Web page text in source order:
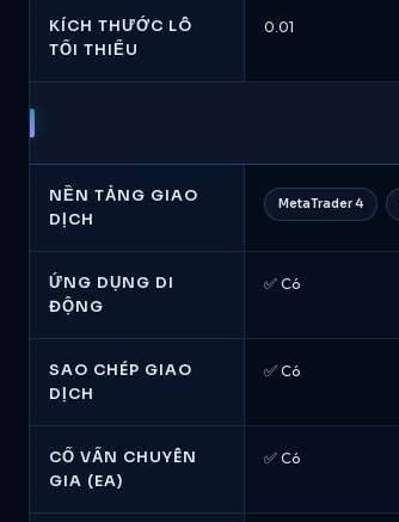
KÍCH THƯỚC LÔ
TỐI THIỂU
0.01
NỀN TẢNG GIAO
DỊCH
MetaTrader 4
ỨNG DỤNG DI
ĐỘNG
✅ Có
SAO CHÉP GIAO
DỊCH
✅ Có
CỐ VẤN CHUYÊN
GIA (EA)
✅ Có